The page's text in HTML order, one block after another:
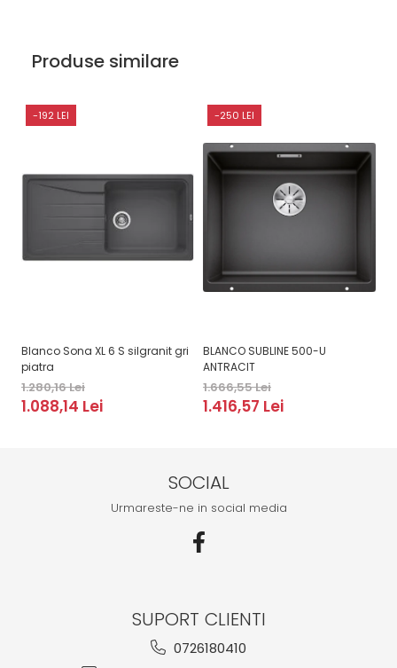
Produse similare
-192 LEI
Blanco Sona XL 6 S silgranit gri
piatra
1.280,16 Lei
1.088,14 Lei
-250 LEI
BLANCO SUBLINE 500-U
ANTRACIT
1.666,55 Lei
1.416,57 Lei
SOCIAL
Urmareste-ne in social media
SUPORT CLIENTI
0726180410